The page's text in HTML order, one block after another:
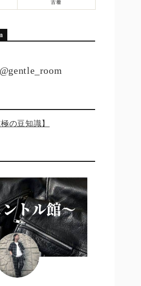
古着
極の豆知識】